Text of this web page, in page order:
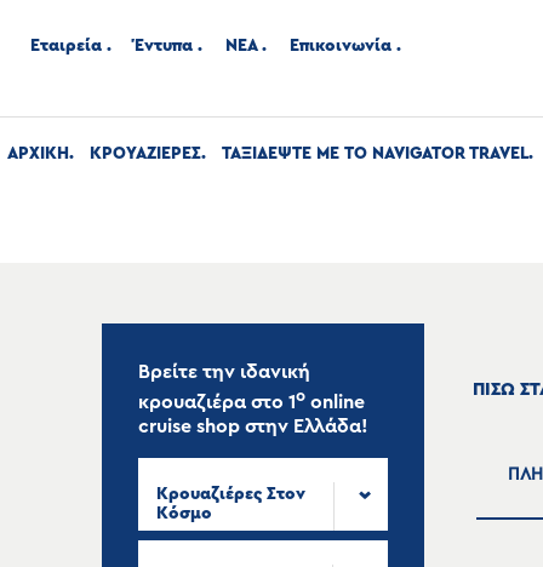
Εταιρεία Έντυπα ΝΕΑ Επικοινωνία
ΑΡΧΙΚΉ ΚΡΟΥΑΖΙΕΡΕΣ ΤΑΞΙΔΕΨΤΕ ΜΕ ΤΟ NAVIGATOR TRAVEL
Βρείτε την ιδανική
κρουαζιέρα στο 1ο online
cruise shop στην Ελλάδα!
Κρουαζιέρες Στον
Κόσμο
ΠΙΣΩ